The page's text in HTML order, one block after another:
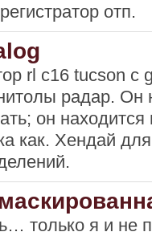
отп.
rl c16 tucson c
радар. Он
он находится
как. Хендай
только я и не